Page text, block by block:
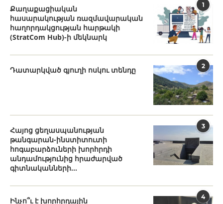
1
Քաղաքացիական
հասարակության ռազմավարական
հաղորդակցության հարթակի
(StratCom Hub)-ի մեկնարկ
2
Դատարկված գյուղի ոսկու տենդը
3
Հայոց ցեղասպանության
թանգարան-ինստիտուտի
հոգաբարձուների խորհրդի
անդամությունից հրաժարված
գիտնականների...
4
Ինչո՞ւ է խորհրդային